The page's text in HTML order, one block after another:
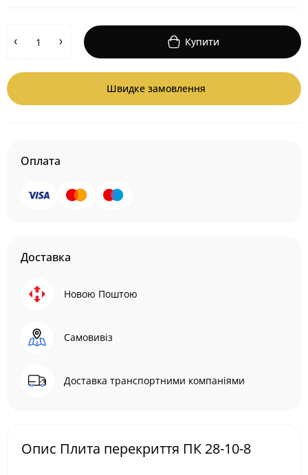
Купити
Швидке замовлення
Оплата
Доставка
Новою Поштою
Самовивіз
Доставка транспортними компаніями
Опис Плита перекриття ПК 28-10-8